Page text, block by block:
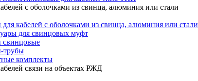
с оболочками из свинца, алюминия или стали
кабелей с оболочками из свинца, алюминия или стали
для свинцовых муфт
комплекты
связи на объектах РЖД